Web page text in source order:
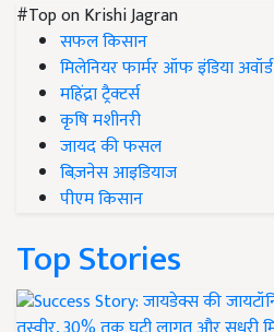
#Top on Krishi Jagran
सफल किसान
मिलेनियर फार्मर ऑफ इंडिया अवॉर्ड
महिंद्रा ट्रैक्टर्स
कृषि मशीनरी
जायद की फसल
बिज़नेस आइडियाज
पीएम किसान
Top Stories